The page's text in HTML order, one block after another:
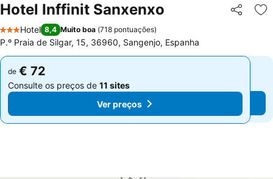
Hotel Inffinit Sanxenxo Partilhar
3 Estrelas
Hotel 8,4 Muito boa (718 pontuações)
P.º Praia de Silgar, 15, 36960, Sangenjo, Espanha
de € 72
Consulte os preços de 11 sites
Ver preços
de € 72
Consulte os preços de 11 sites
Ver preços